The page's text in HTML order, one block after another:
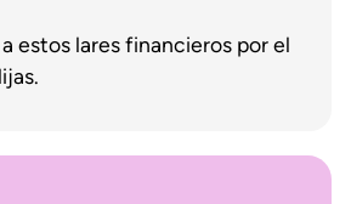
estos lares financieros por el